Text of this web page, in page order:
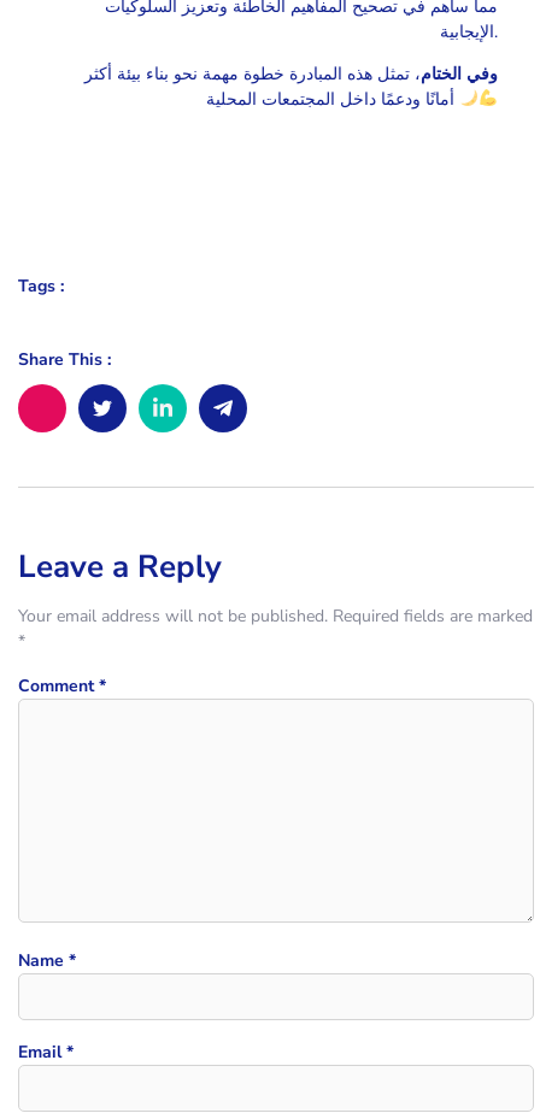
مما ساهم في تصحيح المفاهيم الخاطئة وتعزيز السلوكيات
الإيجابية.
وفي الختام، تمثل هذه المبادرة خطوة مهمة نحو بناء بيئة أكثر
Tags :
Share This :
Leave a Reply
Your email address will not be published. Required fields are marked
*
Comment*
Name *
Email*